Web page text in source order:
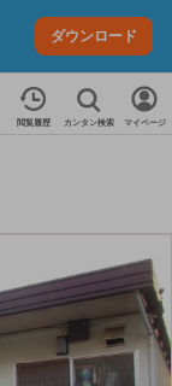
ダウンロード
閲覧履歴 カンタン検索 マイページ